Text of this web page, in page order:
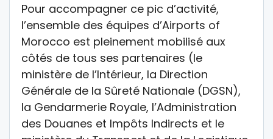
Pour accompagner ce pic d’activité,
l’ensemble des équipes d’Airports of
Morocco est pleinement mobilisé aux
côtés de tous ses partenaires (le
ministère de l’Intérieur, la Direction
Générale de la Sûreté Nationale (DGSN),
la Gendarmerie Royale, l’Administration
des Douanes et Impôts Indirects et le